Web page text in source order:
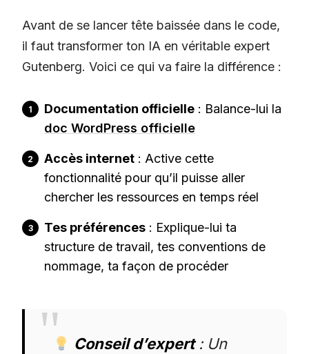
Avant de se lancer tête baissée dans le code,
il faut transformer ton IA en véritable expert
Gutenberg. Voici ce qui va faire la différence :
Documentation officielle : Balance-lui la
doc WordPress officielle
Accès internet : Active cette
fonctionnalité pour qu’il puisse aller
chercher les ressources en temps réel
Tes préférences : Explique-lui ta
structure de travail, tes conventions de
nommage, ta façon de procéder
Conseil d’expert: Un